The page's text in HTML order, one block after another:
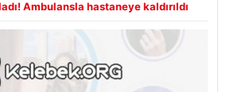
İle Çevrim içi İletişimin Güvenli